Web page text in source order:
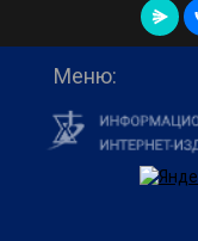
Меню: